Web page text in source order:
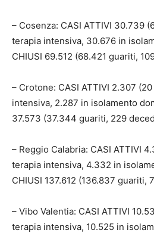
– Cosenza: CASI ATTIVI 30.739
terapia intensiva, 30.676 in
CHIUSI 69.512 (68.421 guariti,
– Crotone: CASI ATTIVI 2.307
intensiva, 2.287 in isolamento
37.573 (37.344 guariti, 229
– Reggio Calabria: CASI ATTIVI
terapia intensiva, 4.332 in
CHIUSI 137.612 (136.837 guariti,
– Vibo Valentia: CASI ATTIVI
terapia intensiva, 10.525 in